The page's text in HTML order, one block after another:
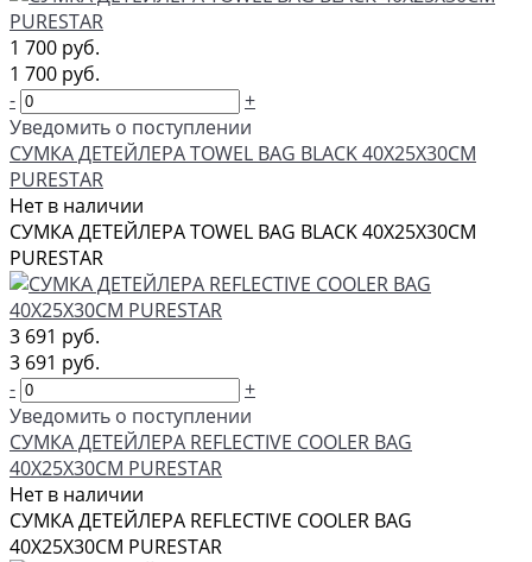
1 700 руб.
1 700 руб.
-
+
Уведомить о поступлении
СУМКА ДЕТЕЙЛЕРА TOWEL BAG BLACK 40Х25Х30СМ
PURESTAR
Нет в наличии
СУМКА ДЕТЕЙЛЕРА TOWEL BAG BLACK 40Х25Х30СМ
PURESTAR
3 691 руб.
3 691 руб.
-
+
Уведомить о поступлении
СУМКА ДЕТЕЙЛЕРА REFLECTIVE COOLER BAG
40Х25Х30СМ PURESTAR
Нет в наличии
СУМКА ДЕТЕЙЛЕРА REFLECTIVE COOLER BAG
40Х25Х30СМ PURESTAR